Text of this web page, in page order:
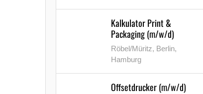
Kalkulator Print &
Packaging (m/w/d)
Röbel/Müritz, Berlin,
Hamburg
Offsetdrucker (m/w/d)